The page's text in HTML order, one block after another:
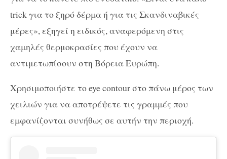
trick για το ξηρό δέρμα ή για τις Σκανδιναβικές
μέρες», εξηγεί η ειδικός, αναφερόμενη στις
χαμηλές θερμοκρασίες που έχουν να
αντιμετωπίσουν στη Βόρεια Ευρώπη.
Χρησιμοποιήστε το eye contour στο πάνω μέρος των
χειλιών για να αποτρέψετε τις γραμμές που
εμφανίζονται συνήθως σε αυτήν την περιοχή.